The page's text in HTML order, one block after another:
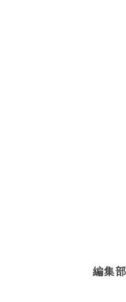
編集